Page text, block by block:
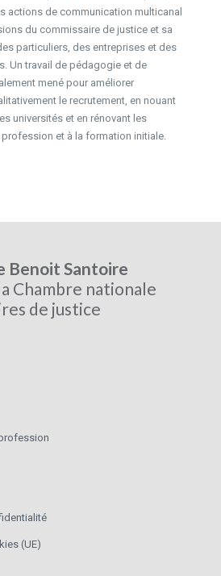
actions de communication multicanal
du commissaire de justice et sa
particuliers, des entreprises et des
Un travail de pédagogie et de
mené pour améliorer
le recrutement, en nouant
universités et en rénovant les
et à la formation initiale.
Benoit Santoire
Chambre nationale
de justice
(UE)